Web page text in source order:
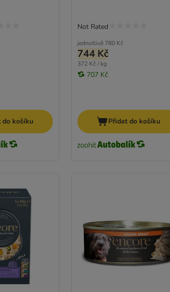
do košíku
jednotlivě 780 Kč
744 Kč
372 Kč / kg
707 Kč
Not Rated
Přidat do košíku